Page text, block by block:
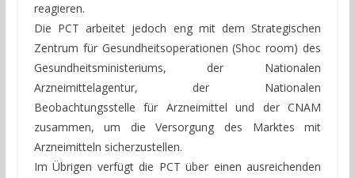
reagieren.
Die PCT arbeitet jedoch eng mit dem Strategischen
Zentrum für Gesundheitsoperationen (Shoc room) des
Gesundheitsministeriums, der Nationalen
Arzneimittelagentur, der Nationalen
Beobachtungsstelle für Arzneimittel und der CNAM
zusammen, um die Versorgung des Marktes mit
Arzneimitteln sicherzustellen.
Im Übrigen verfügt die PCT über einen ausreichenden